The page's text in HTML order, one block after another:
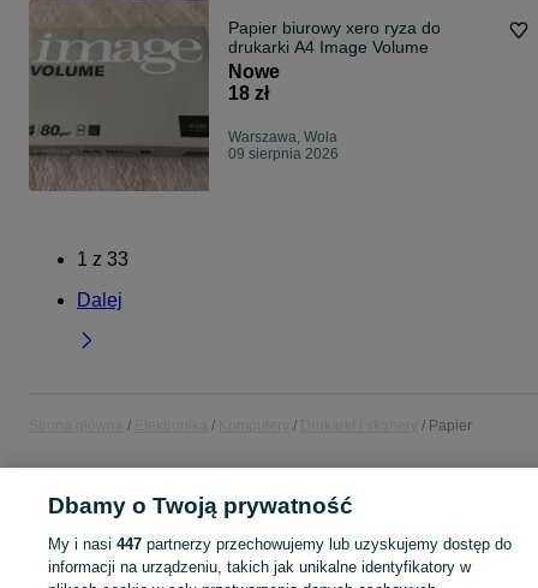
Papier biurowy xero ryza do
drukarki A4 Image Volume
Nowe
18 zł
Warszawa, Wola
09 sierpnia 2026
1 z 33
Dalej
Papier
KATEGORIA
Dbamy o Twoją prywatność
My i nasi 447partnerzy przechowujemy lub uzyskujemy dostęp do
informacji na urządzeniu, takich jak unikalne identyfikatory w